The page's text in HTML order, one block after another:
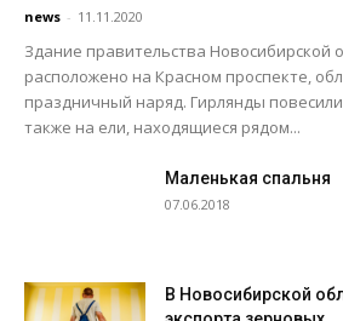
news - 11.11.2020
Здание правительства Новосибирской
расположено на Красном проспекте,
праздничный наряд. Гирлянды
также на ели, находящиеся рядом...
Маленькая спальня
07.06.2018
В Новосибирской